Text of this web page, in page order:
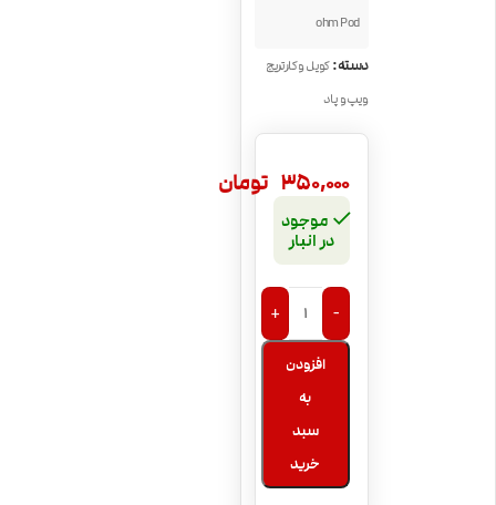
ohm Pod
دسته:کویل و کارتریج
ویپ و پاد
350,000 تومان
موجود
در انبار
-
+
افزودن
به
سبد
خرید